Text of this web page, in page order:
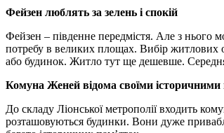
Фейзен люблять за зелень і спокій
Фейзен – південне передмістя. Але з нього
потребу в великих площах. Вибір житлових
або будинок. Житло тут ще дешевше.
Комуна Женей відома своїми
До складу Ліонської метрополії входить
розташовуються будинки. Вони дуже